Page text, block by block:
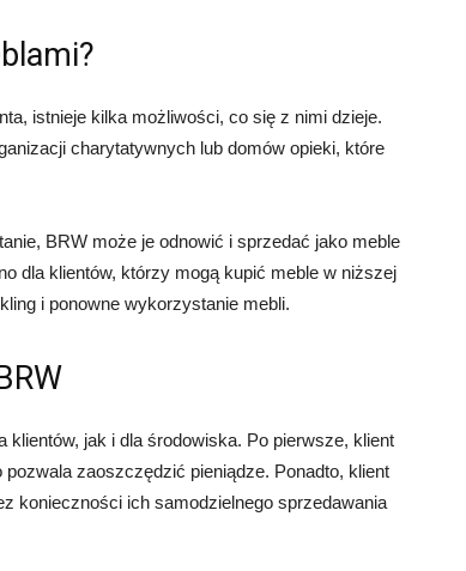
istnieje kilka możliwości, co się z nimi dzieje.
charytatywnych lub domów opieki, które
BRW może je odnowić i sprzedać jako meble
dla klientów, którzy mogą kupić meble w niższej
i ponowne wykorzystanie mebli.
jak i dla środowiska. Po pierwsze, klient
zaoszczędzić pieniądze. Ponadto, klient
konieczności ich samodzielnego sprzedawania